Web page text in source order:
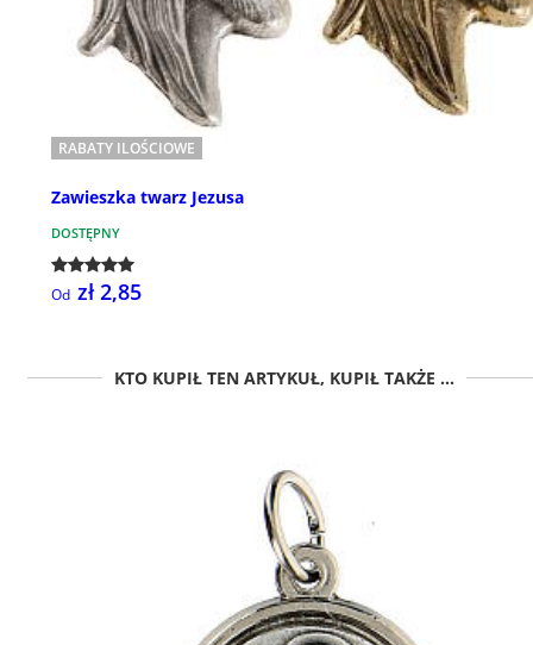
RABATY ILOŚCIOWE
Zawieszka twarz Jezusa
DOSTĘPNY
Od zł 2,85
KTO KUPIŁ TEN ARTYKUŁ, KUPIŁ TAKŻE ...